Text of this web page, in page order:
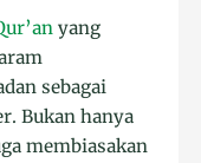
yang
sebagai
Bukan hanya
membiasakan